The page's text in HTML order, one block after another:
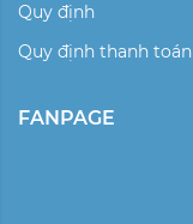
Quy định
Quy định thanh toán
FANPAGE